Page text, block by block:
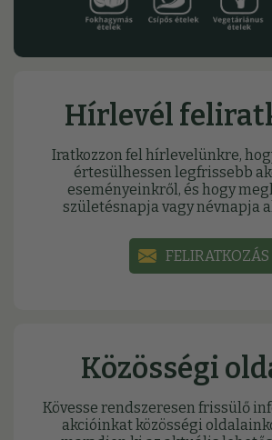
Hírlevél
Iratkozzon fel hírlevelünkre,
értesülhessen legfrissebb
eseményeinkről, és hogy
születésnapja vagy névnapja
FELIRATKOZÁS
Közösségi
Kövesse rendszeresen frissülő
akcióinkat közösségi